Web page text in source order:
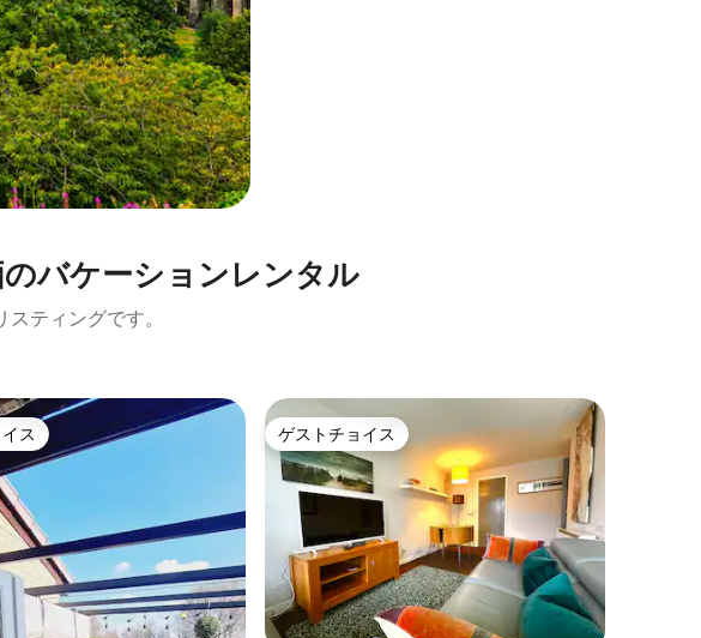
バ⁠ケ⁠ー⁠シ⁠ョ⁠ン⁠レ⁠ン⁠タ⁠ル
ティングです。
ス
ス ゲストチョイス
ゲストチョイス